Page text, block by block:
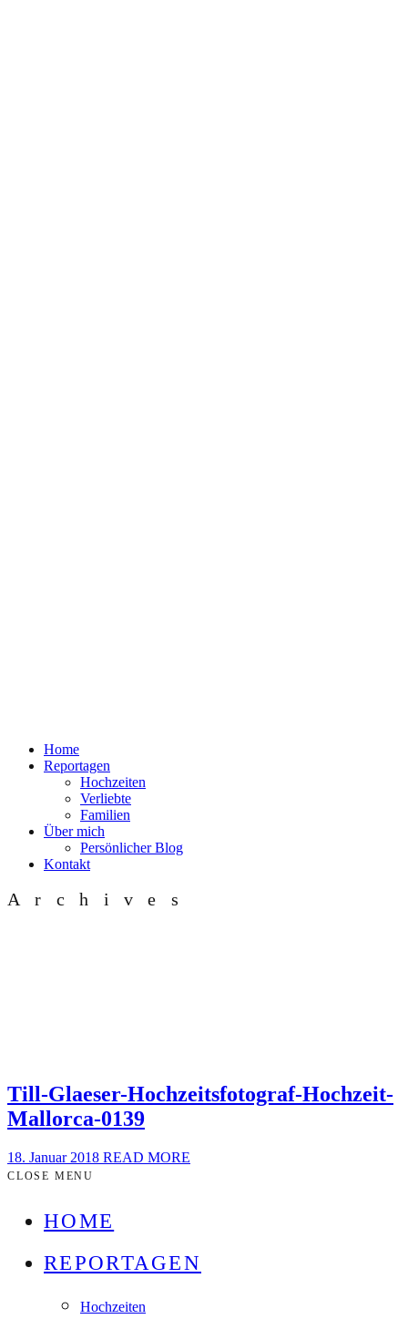
Home
Reportagen
Hochzeiten
Verliebte
Familien
Über mich
Persönlicher Blog
Kontakt
Archives
Till-Glaeser-Hochzeitsfotograf-Hochzeit-
Mallorca-0139
18. Januar 2018 READ MORE
CLOSE MENU
HOME
REPORTAGEN
Hochzeiten